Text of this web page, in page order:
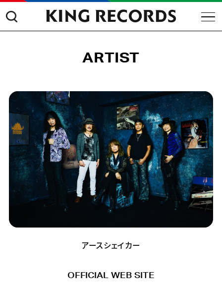
ARTIST
アースシェイカー
OFFICIAL WEB SITE